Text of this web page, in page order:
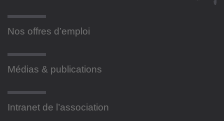
Nos offres d’emploi
Médias & publications
Intranet de l’association